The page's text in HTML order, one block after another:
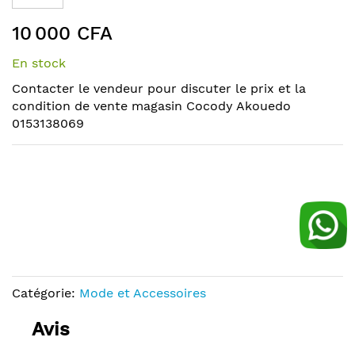
of
the
images
gallery
to
beginning
of
the
images
10 000 CFA
En stock
Contacter le vendeur pour discuter le prix et la
condition de vente magasin Cocody Akouedo
0153138069
Catégorie: Mode et Accessoires
Avis